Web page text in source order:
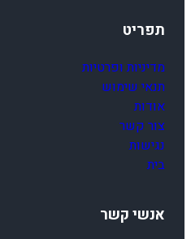
תפריט
מדיניות ופרטיות
תנאי שימוש
אודות
צור קשר
נגישות
בית
אנשי קשר